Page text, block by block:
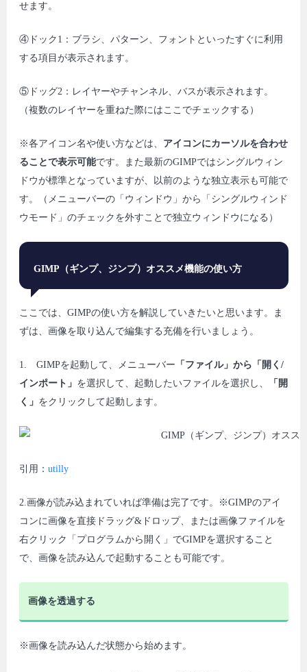
せます。
④ドック1：ブラシ、パターン、フォントといったすぐに利用
する項目が表示されます。
⑤ドッグ2：レイヤーやチャンネル、バスが表示されます。
（複数のレイヤーを重ねた際にはここでチェックする）
※各アイコン名や使い方などは、 アイコンにカーソルを合わせ
ることで表示可能です。また最新のGIMPではシングルウィン
ドウが標準となっていますが、以前のような独立表示も可能で
す。（メニューバーの「ウィンドウ」から「シングルウィンド
ウモード」のチェックを外すことで独立ウィンドウになる）
GIMP （ギンプ、ジンプ）オススメ機能の使い方
ここでは、GIMPの使い方を解説していきたいと思います。ま
ずは、画像を取り込んで編集する充備を行いましょう。
1. GIMPを起動して、メニューバー 「ファイル」から「開く/
インポート」 を選択して、起動したいファイルを選択し、
「開
く」 をクリックして起動します。
引用： utilly
2.画像が読み込まれていれば準備は完了です。※GIMPのアイ
コンに画像を直接ドラッグ&ドロップ、または画像ファイルを
右クリック「プログラムから開く」でGIMPを選択すること
で、画像を読み込んで起動することも可能です。
画像を透過する
※画像を読み込んだ状態から始めます。